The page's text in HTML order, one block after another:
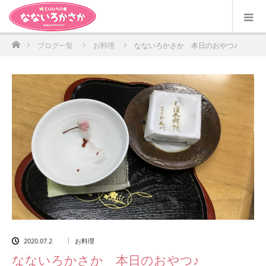
ホームブログ一覧 お料理 なないろかさか 本日のおやつ♪
2020.07.2 お料理
なないろかさか 本日のおやつ♪